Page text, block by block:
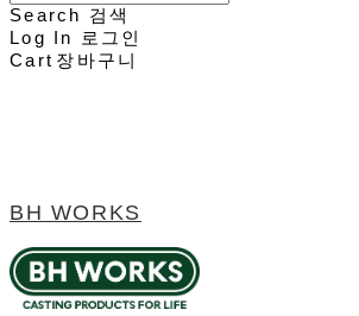
Search 검색
Log In
로그인
Cart 장바구니
BH WORKS